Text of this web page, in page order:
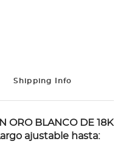
Shipping Info
ORO BLANCO DE 18K
ajustable hasta: